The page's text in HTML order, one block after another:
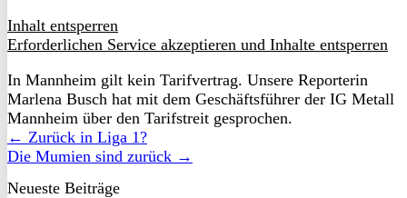
Inhalt entsperren
Erforderlichen Service akzeptieren und Inhalte entsperren
In Mannheim gilt kein Tarifvertrag. Unsere Reporterin
Marlena Busch hat mit dem Geschäftsführer der IG Metall
Mannheim über den Tarifstreit gesprochen.
← Zurück in Liga 1?
Die Mumien sind zurück →
Neueste Beiträge